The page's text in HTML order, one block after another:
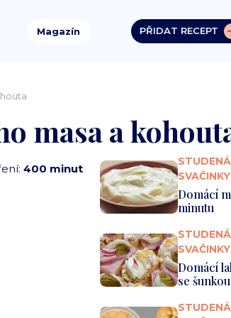
Magazín PŘIDAT RECEPT
masa a
400 minut
SVAČINKY
Domácí
minutu
SVAČINKY
Domácí
se